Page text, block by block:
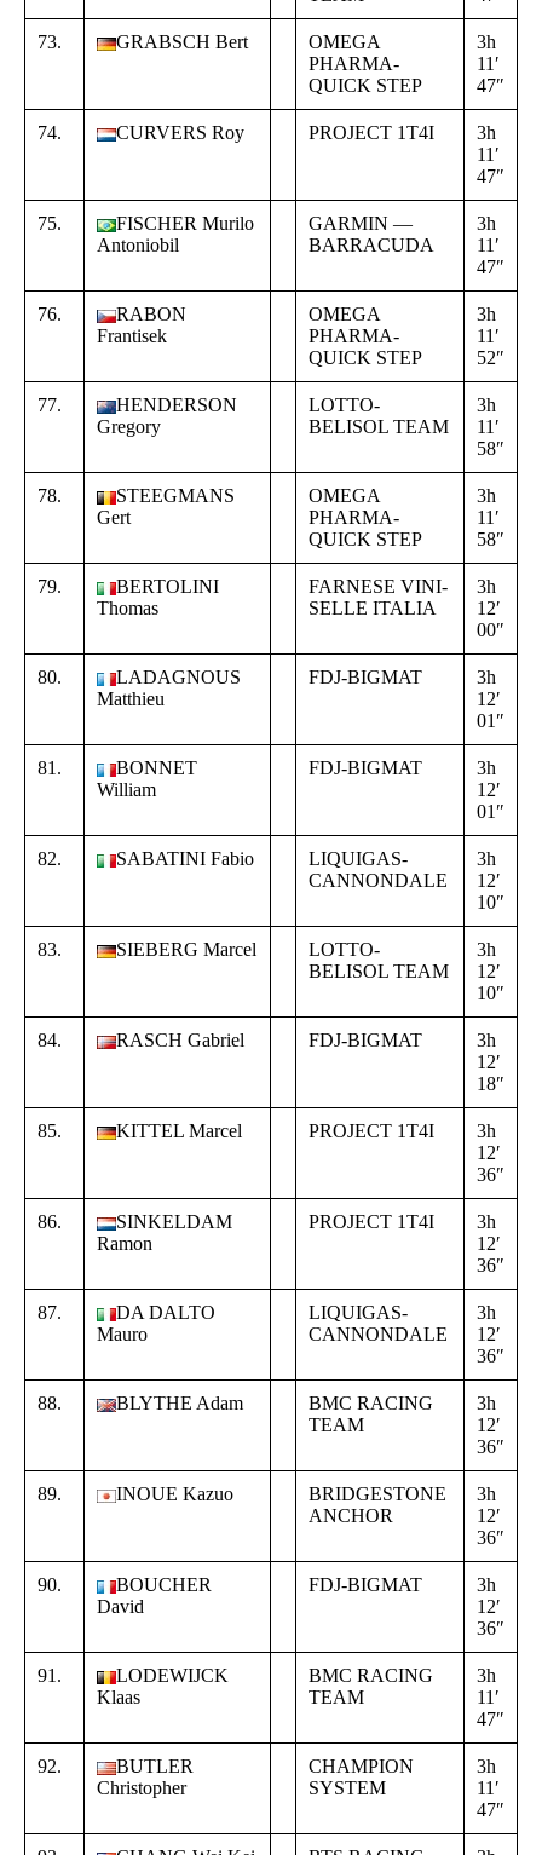
73. GRABSCH Bert
OMEGA
PHARMA-
QUICK STEP
3h
11′
47″
74. CURVERS Roy PROJECT 1T4I
3h
11′
47″
75.
FISCHER Murilo
Antoniobil
GARMIN —
BARRACUDA
3h
11′
47″
76.
RABON
Frantisek
OMEGA
PHARMA-
QUICK STEP
3h
11′
52″
77.
HENDERSON
Gregory
LOTTO-
BELISOL TEAM
3h
11′
58″
78.
STEEGMANS
Gert
OMEGA
PHARMA-
QUICK STEP
3h
11′
58″
79.
BERTOLINI
Thomas
FARNESE VINI-
SELLE ITALIA
3h
12′
00″
80.
LADAGNOUS
Matthieu
FDJ-BIGMAT
3h
12′
01″
81.
BONNET
William
FDJ-BIGMAT
3h
12′
01″
82. SABATINI Fabio
LIQUIGAS-
CANNONDALE
3h
12′
10″
83. SIEBERG Marcel
LOTTO-
BELISOL TEAM
3h
12′
10″
84. RASCH Gabriel FDJ-BIGMAT
3h
12′
18″
85. KITTEL Marcel PROJECT 1T4I
3h
12′
36″
86.
SINKELDAM
Ramon
PROJECT 1T4I
3h
12′
36″
87.
DA DALTO
Mauro
LIQUIGAS-
CANNONDALE
3h
12′
36″
88. BLYTHE Adam
BMC RACING
TEAM
3h
12′
36″
89. INOUE Kazuo
BRIDGESTONE
ANCHOR
3h
12′
36″
90.
BOUCHER
David
FDJ-BIGMAT
3h
12′
36″
91.
LODEWIJCK
Klaas
BMC RACING
TEAM
3h
11′
47″
92.
BUTLER
Christopher
CHAMPION
SYSTEM
3h
11′
47″